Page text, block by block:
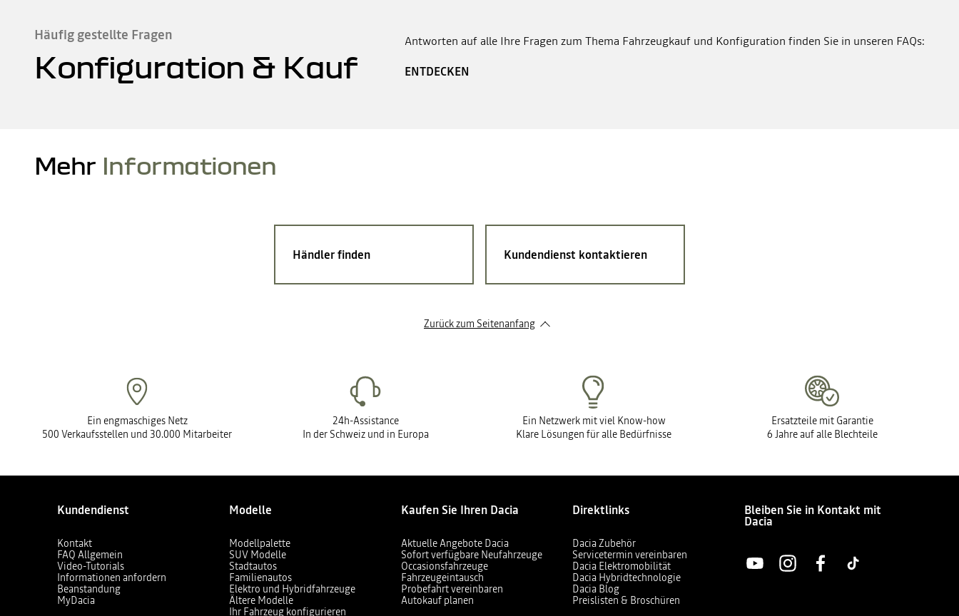
Häufig gestellte Fragen
Konfiguration & Kauf
Antworten auf alle Ihre Fragen zum Thema Fahrzeugkauf und Konfiguration finden Sie in unseren FAQs:
ENTDECKEN
Mehr Informationen
Händler finden Kundendienst kontaktieren
Zurück zum Seitenanfang
Ein engmaschiges Netz
500 Verkaufsstellen und 30.000 Mitarbeiter
24h-Assistance
In der Schweiz und in Europa
Ein Netzwerk mit viel Know-how
Klare Lösungen für alle Bedürfnisse
Ersatzteile mit Garantie
6 Jahre auf alle Blechteile
Kundendienst
Kontakt
FAQ Allgemein
Video-Tutorials
Informationen anfordern
Beanstandung
MyDacia
Modelle
Modellpalette
SUV Modelle
Stadtautos
Familienautos
Elektro und Hybridfahrzeuge
Ältere Modelle
Ihr Fahrzeug konfigurieren
Kaufen Sie Ihren Dacia
Aktuelle Angebote Dacia
Sofort verfügbare Neufahrzeuge
Occasionsfahrzeuge
Fahrzeugeintausch
Probefahrt vereinbaren
Autokauf planen
Direktlinks
Dacia Zubehör
Servicetermin vereinbaren
Dacia Elektromobilität
Dacia Hybridtechnologie
Dacia Blog
Preislisten & Broschüren
Bleiben Sie in Kontakt mit
Dacia